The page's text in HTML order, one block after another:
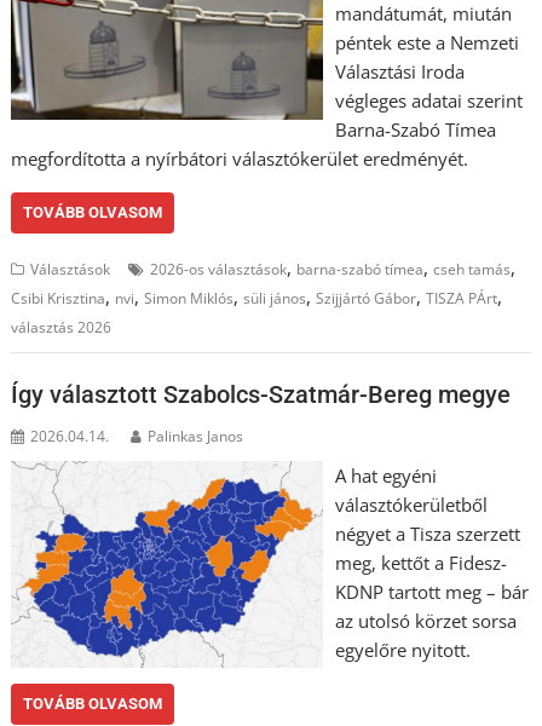
mandátumát, miután
péntek este a Nemzeti
Választási Iroda
végleges adatai szerint
Barna-Szabó Tímea
megfordította a nyírbátori választókerület eredményét.
TOVÁBB OLVASOM
Választások 2026-os választások, barna-szabó tímea,cseh tamás,
Csibi Krisztina, nvi,Simon Miklós,süli jános,Szijjártó Gábor,TISZA PÁrt,
választás 2026
Így választott Szabolcs-Szatmár-Bereg megye
2026.04.14. Palinkas Janos
A hat egyéni
választókerületből
négyet a Tisza szerzett
meg, kettőt a Fidesz-
KDNP tartott meg – bár
az utolsó körzet sorsa
egyelőre nyitott.
TOVÁBB OLVASOM